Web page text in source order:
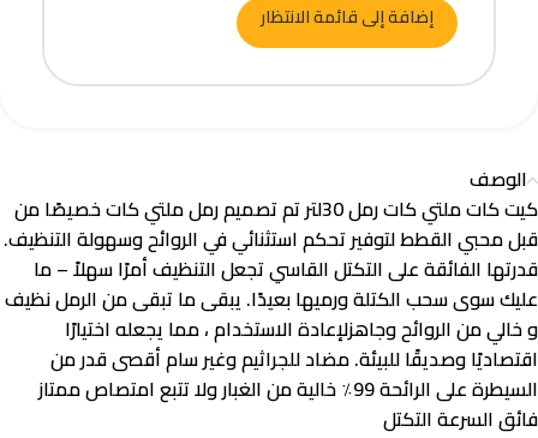
إضافة إلى قائمة الانتظار
الوصف
كيت كات ملتي كات رمل 30لتر تم تصميم رمل ملتي كات خصيصًا من
قبل محبي القطط لتوفير تحكم استثنائي في الروائح وسهولة التنظيف.
قدرتها الفائقة على التكتل القاسي تجعل التنظيف أمرًا سهلاً – ما
عليك سوى سحب الكتلة ورميها بعيدًا. يبقى ما تبقى من الرمل نظيف
و خالي من الروائح وجاهزلإعادة الاستخدام ، مما يجعله اختيارًا
اقتصاديًا وصديقًا للبيئة. مضاد للجراثيم وغير سام أقصى قدر من
السيطرة على الرائحة 99٪ خالية من الغبار ولا تتبع امتصاص ممتاز
فائق السرعة التكتل